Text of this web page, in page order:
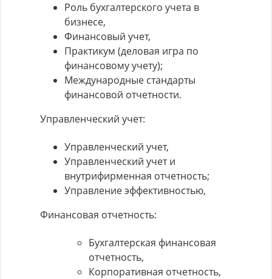
Роль бухгалтерского учета в
бизнесе,
Финансовый учет,
Практикум (деловая игра по
финансовому учету);
Международные стандарты
финансовой отчетности.
Управленческий учет:
Управленческий учет,
Управленческий учет и
внутрифирменная отчетность;
Управление эффективностью,
Финансовая отчетность:
Бухгалтерская финансовая
отчетность,
Корпоративная отчетность,